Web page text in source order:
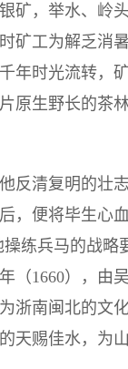
矿，举水、
矿工为解乏消
年时光流转，
原生野长的茶
反清复明的壮
，便将毕生心
练兵马的战
（1660），由
浙南闽北的文
天赐佳水，为